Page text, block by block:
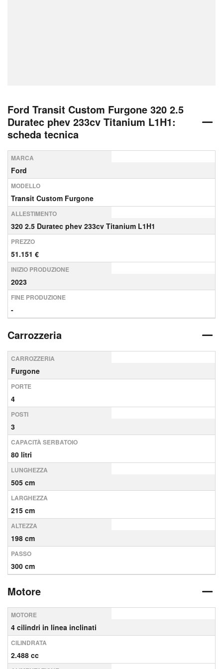
Ford Transit Custom Furgone 320 2.5
Duratec phev 233cv Titanium L1H1:
scheda tecnica
MARCA
Ford
MODELLO
Transit Custom Furgone
ALLESTIMENTO
320 2.5 Duratec phev 233cv Titanium L1H1
PREZZO
51.151 €
INIZIO PRODUZIONE
2023
FINE PRODUZIONE
-
Carrozzeria
CARROZZERIA
Furgone
PORTE
4
POSTI
3
CAPACITÀ SERBATOIO
80 litri
LUNGHEZZA
505 cm
LARGHEZZA
215 cm
ALTEZZA
198 cm
PASSO
300 cm
Motore
MOTORE
4 cilindri in linea inclinati
CILINDRATA
2.488 cc